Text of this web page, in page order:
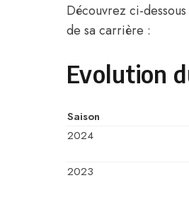
Découvrez ci-
de sa carrière :
Evolution
Saison
2024
2023